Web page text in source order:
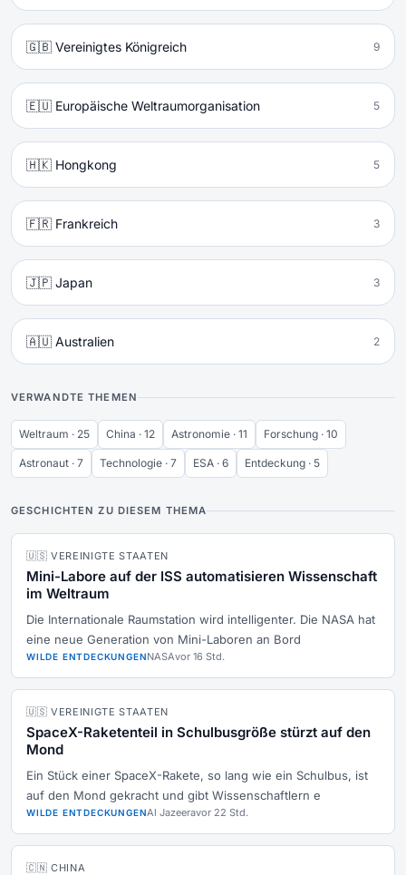
🇬🇧 Vereinigtes Königreich 9
🇪🇺 Europäische Weltraumorganisation 5
🇭🇰 Hongkong 5
🇫🇷 Frankreich 3
🇯🇵 Japan 3
🇦🇺 Australien 2
VERWANDTE THEMEN
Weltraum · 25 China · 12 Astronomie · 11 Forschung · 10
Astronaut · 7 Technologie · 7 ESA · 6 Entdeckung · 5
GESCHICHTEN ZU DIESEM THEMA
🇺🇸 VEREINIGTE STAATEN
Mini-Labore auf der ISS automatisieren Wissenschaft
im Weltraum
Die Internationale Raumstation wird intelligenter. Die NASA hat
eine neue Generation von Mini-Laboren an Bord
WILDE ENTDECKUNGENNASAvor 16 Std.
🇺🇸 VEREINIGTE STAATEN
SpaceX-Raketenteil in Schulbusgröße stürzt auf den
Mond
Ein Stück einer SpaceX-Rakete, so lang wie ein Schulbus, ist
auf den Mond gekracht und gibt Wissenschaftlern e
WILDE ENTDECKUNGENAl Jazeeravor 22 Std.
🇨🇳 CHINA